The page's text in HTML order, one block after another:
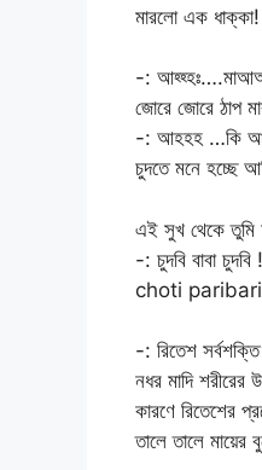
মারলো এক ধাক্কা!
-:
জোরে জোরে ঠাপ
-: আহহহ …কি
চুদতে মনে হচ্ছে
এই সুখ থেকে তুমি
-: চুদবি বাবা
choti
-: রিতেশ সর্বশক্তি
নধর মাদি শরীরের
কারণে রিতেশের
তালে তালে মায়ের